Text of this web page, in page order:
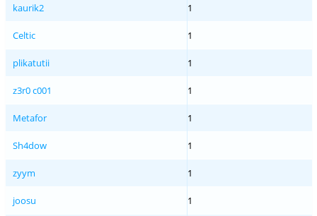
kaurik2 1
Celtic 1
plikatutii 1
z3r0 c001 1
Metafor 1
Sh4dow 1
zyym 1
joosu 1